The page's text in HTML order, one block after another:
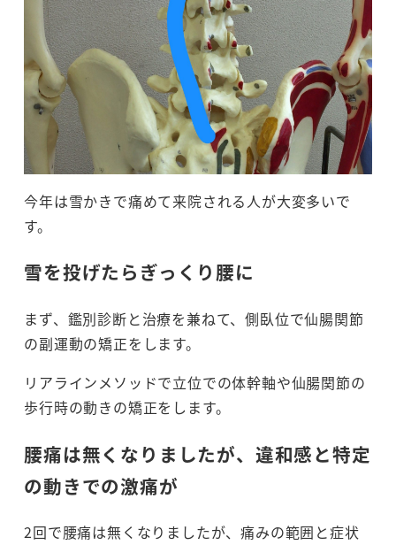
今年は雪かきで痛めて来院される人が大変多いで
す。
雪を投げたらぎっくり腰に
まず、鑑別診断と治療を兼ねて、側臥位で仙腸関節
の副運動の矯正をします。
リアラインメソッドで立位での体幹軸や仙腸関節の
歩行時の動きの矯正をします。
腰痛は無くなりましたが、違和感と特定
の動きでの激痛が
2回で腰痛は無くなりましたが、痛みの範囲と症状